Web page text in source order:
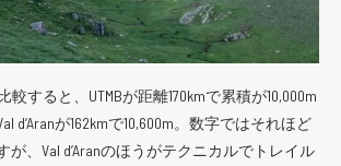
較すると、 UTMBが距離170kmで累積が10,000m
が162kmで10,600m。 数字ではそれほど
が、Val d’Aranのほうがテクニカルでトレイル